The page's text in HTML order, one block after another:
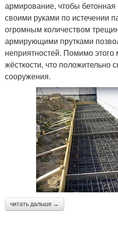
армирование, чтобы бетонная
своими руками по истечении
огромным количеством
армирующими прутками
неприятностей. Помимо этого
жёсткости, что положительно
сооружения.
читать дальше →